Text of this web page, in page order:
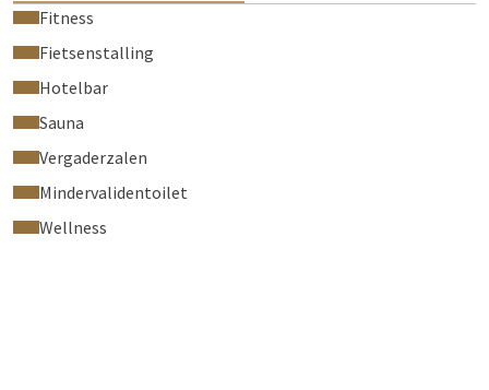
Fitness
Fietsenstalling
Hotelbar
Sauna
Vergaderzalen
Mindervalidentoilet
Wellness